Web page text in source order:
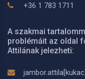
+36 1 783 1711
A szakmai
problémáit az oldal
Attilának jelezheti: